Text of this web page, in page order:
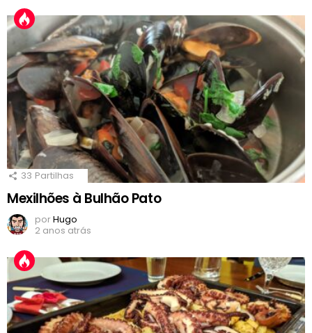
33 Partilhas
Mexilhões à Bulhão Pato
porHugo
2 anos atrás